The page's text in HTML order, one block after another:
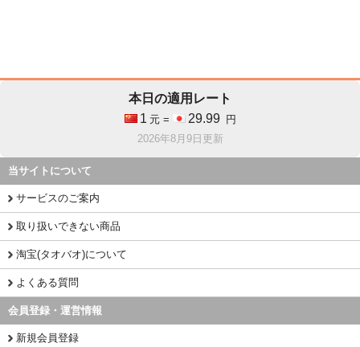
本日の適用レート
1 元 = 29.99
円
2026年8月9日更新
当サイトについて
サービスのご案内
取り扱いできない商品
淘宝(タオバオ)について
よくある質問
会員登録・運営情報
新規会員登録